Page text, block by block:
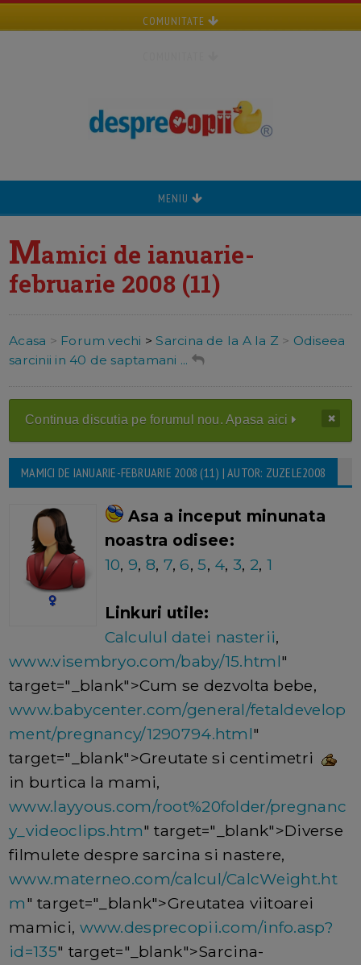
COMUNITATE
MENIU
Mamici de ianuarie-
februarie 2008 (11)
Acasa > Forum vechi >Sarcina de la A la Z > Odiseea
sarcinii in 40 de saptamani ...
Continua discutia pe forumul nou. Apasa aici
MAMICI DE IANUARIE-FEBRUARIE 2008 (11) | AUTOR: ZUZELE2008
Asa a inceput minunata
noastra odisee:
10, 9, 8, 7,6,5, 4, 3, 2, 1
Linkuri utile:
Calculul datei nasterii,
www.visembryo.com/baby/15.html"
target="_blank">Cum se dezvolta bebe,
www.babycenter.com/general/fetaldevelop
ment/pregnancy/1290794.html"
target="_blank">Greutate si centimetri
in burtica la mami,
www.layyous.com/root%20folder/pregnanc
y_videoclips.htm" target="_blank">Diverse
filmulete despre sarcina si nastere,
www.materneo.com/calcul/CalcWeight.ht
m" target="_blank">Greutatea viitoarei
mamici, www.desprecopii.com/info.asp?
id=135" target="_blank">Sarcina-